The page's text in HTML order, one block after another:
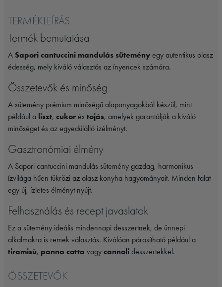
TERMÉKLEÍRÁS
Termék bemutatása
A Sapori cantuccini mandulás sütemény egy autentikus olasz
édesség, mely kiváló választás az ínyencek számára.
Összetevők és minőség
A sütemény prémium minőségű alapanyagokból készül, mint
például a liszt, cukor és tojás, amelyek garantálják a kiváló
minőséget és az egyedülálló ízélményt.
Gasztronómiai élmény
A Sapori cantuccini mandulás sütemény gazdag, harmonikus
ízvilága hűen tükrözi az olasz konyha hagyományait. Minden falat
egy új, ízletes élményt nyújt.
Felhasználás és recept javaslatok
Ez a sütemény ideális mindennapi desszertnek, de ünnepi
alkalmakra is remek választás. Kiválóan párosítható például a
tiramisù, panna cotta vagy cannoli desszertekkel.
ÖSSZETEVŐK